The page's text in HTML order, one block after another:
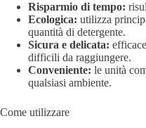
Risparmio di tempo:
Ecologica: utilizza
quantità di detergente.
Sicura e delicata:
difficili da raggiungere.
Conveniente: le unità
qualsiasi ambiente.
Come utilizzare